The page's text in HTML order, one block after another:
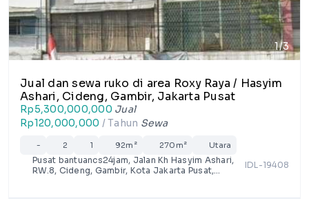
1/3
Jual dan sewa ruko di area Roxy Raya / Hasyim
Ashari, Cideng, Gambir, Jakarta Pusat
Rp5,300,000,000 Jual
Rp120,000,000 / Tahun Sewa
- 2 1 92m² 270m² Utara
Pusat bantuancs24jam, Jalan Kh Hasyim Ashari,
RW.8, Cideng, Gambir, Kota Jakarta Pusat,
IDL-19408